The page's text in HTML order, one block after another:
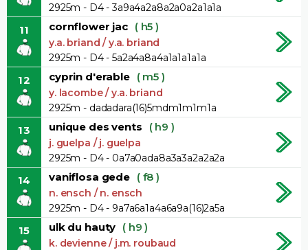
2925m - D4 - 3a9a4a2a8a2a0a2a1a1a
11 cornflower jac ( h5 )
y.a. briand / y.a. briand
2925m - D4 - 5a2a4a8a4a1a1a1a1a
12 cyprin d'erable ( m5 )
y. lacombe / y.a. briand
2925m - dadadara(16)5mdm1m1m1a
13 unique des vents ( h9 )
j. guelpa / j. guelpa
2925m - D4 - 0a7a0ada8a3a3a2a2a2a
14 vaniflosa gede ( f8 )
n. ensch / n. ensch
2925m - D4 - 9a7a6a1a4a6a9a(16)2a5a
15 ulk du hauty ( h9 )
k. devienne / j.m. roubaud